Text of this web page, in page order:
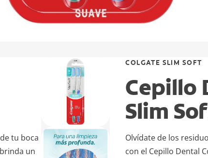
tu boca
un
COLGATE SLIM SOFT
Cepillo
Slim
Olvídate de los
con el Cepillo Dental